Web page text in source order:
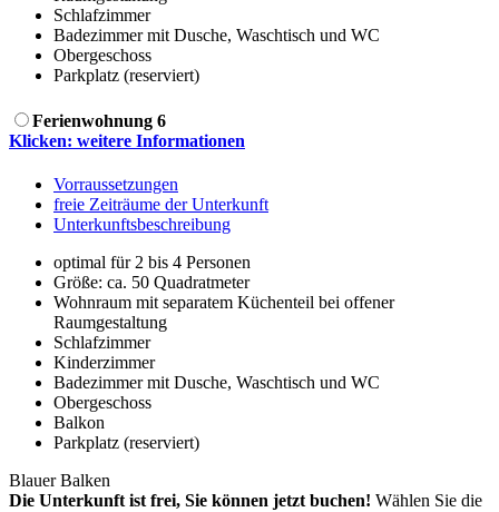
Schlafzimmer
Badezimmer mit Dusche, Waschtisch und WC
Obergeschoss
Parkplatz (reserviert)
Ferienwohnung 6
Klicken: weitere Informationen
Vorraussetzungen
freie Zeiträume der Unterkunft
Unterkunftsbeschreibung
optimal für 2 bis 4 Personen
Größe: ca. 50 Quadratmeter
Wohnraum mit separatem Küchenteil bei offener
Raumgestaltung
Schlafzimmer
Kinderzimmer
Badezimmer mit Dusche, Waschtisch und WC
Obergeschoss
Balkon
Parkplatz (reserviert)
Blauer Balken
Die Unterkunft ist frei, Sie können jetzt buchen! Wählen Sie die